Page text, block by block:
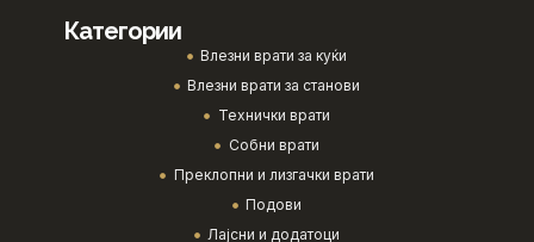
Категории
Влезни врати за куќи
Влезни врати за станови
Технички врати
Собни врати
Преклопни и лизгачки врати
Подови
Лајсни и додатоци